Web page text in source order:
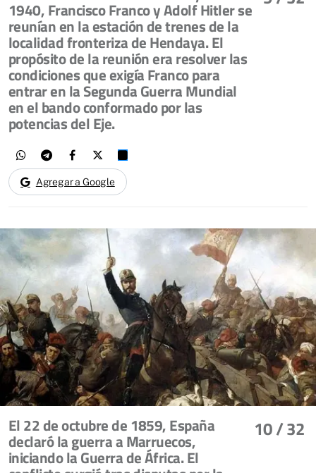
1940, Francisco Franco y Adolf Hitler se
reunían en la estación de trenes de la
localidad fronteriza de Hendaya. El
propósito de la reunión era resolver las
condiciones que exigía Franco para
entrar en la Segunda Guerra Mundial
en el bando conformado por las
potencias del Eje.
Agregar a Google
10/ 32
El 22 de octubre de 1859, España
declaró la guerra a Marruecos,
iniciando la Guerra de África. El